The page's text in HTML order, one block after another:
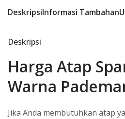
DeskripsiInformasi Tambahan
Deskripsi
Harga Atap
Warna
Jika Anda membutuhkan atap